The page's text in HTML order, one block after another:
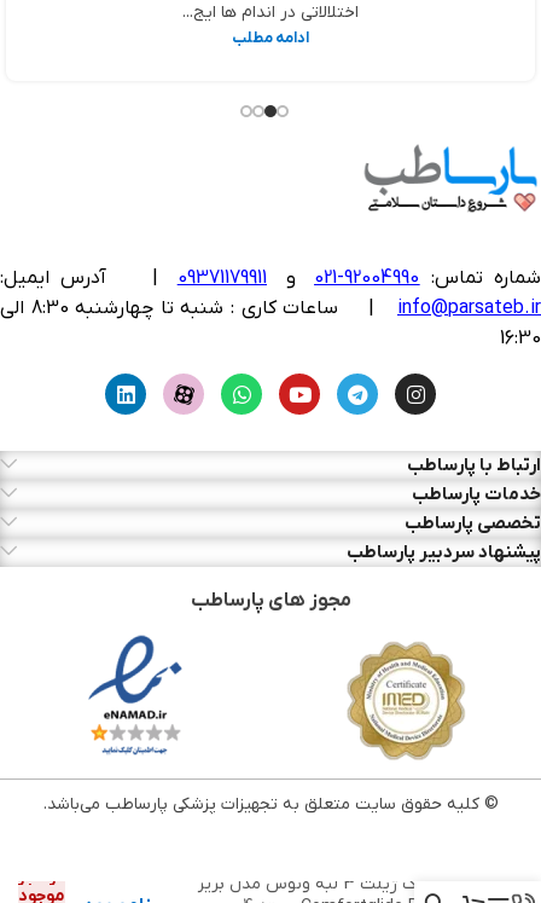
اختلالاتی در اندام ها ایج...
ادامه مطلب
شماره تماس: 92004990-021 و 09371179911
آدرس ایمیل:
info@parsateb.ir
| ساعات کاری : شنبه تا چهارشنبه 8:30 الی
16:30
ارتباط با پارساطب
خدمات پارساطب
تخصصی پارساطب
پیشنهاد سردبیر پارساطب
مجوز های پارساطب
© کلیه حقوق سایت متعلق به تجهیزات پزشکی پارساطب می‌باشد.
تیغ یدک ژیلت 3 لبه ونوس مدل بریز
در انبار
موجود